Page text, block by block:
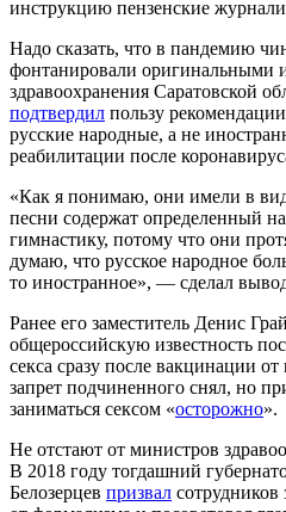
инструкцию пензенские
Надо сказать, что в пандемию
фонтанировали оригинальными
здравоохранения Саратовской
подтвердил пользу
русские народные, а не
реабилитации после
«Как я понимаю, они имели в
песни содержат определенный
гимнастику, потому что они
думаю, что русское народное
то иностранное», — сделал
Ранее его заместитель Денис
общероссийскую известность
секса сразу после вакцинации
запрет подчиненного снял, но
заниматься сексом «осторожно».
Не отстают от министров
В 2018 году тогдашний
Белозерцев призвал сотрудников